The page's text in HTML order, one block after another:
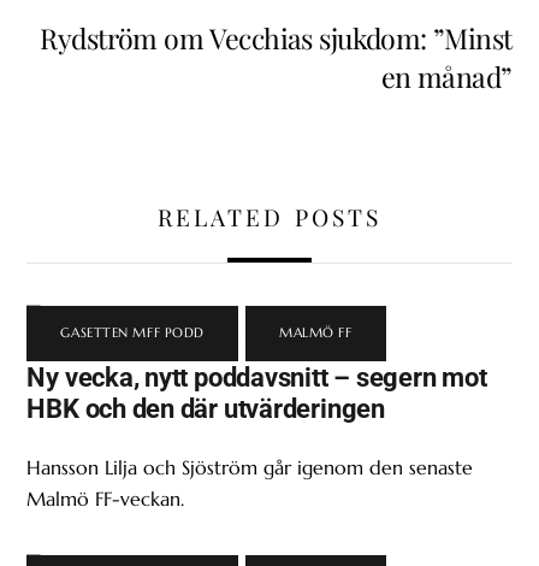
Rydström om Vecchias sjukdom: ”Minst
en månad”
RELATED POSTS
GASETTEN MFF PODD MALMÖ FF
Ny vecka, nytt poddavsnitt – segern mot
HBK och den där utvärderingen
Hansson Lilja och Sjöström går igenom den senaste
Malmö FF-veckan.